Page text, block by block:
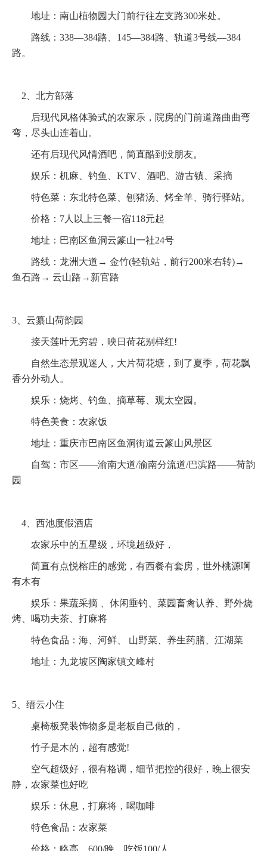
地址：南山植物园大门前行往左支路300米处。
路线：338—384路、145—384路、轨道3号线—384
路。
2、北方部落
后现代风格体验式的农家乐，院房的门前道路曲曲弯
弯，尽头山连着山。
还有后现代风情酒吧，简直酷到没朋友。
娱乐：机麻、钓鱼、KTV、酒吧、游古镇、采摘
特色菜：东北特色菜、刨猪汤、烤全羊、骑行驿站。
价格：7人以上三餐一宿118元起
地址：巴南区鱼洞云篆山一社24号
路线：龙洲大道→ 金竹(轻轨站，前行200米右转)→
鱼石路→ 云山路→新官路
3、云纂山荷韵园
接天莲叶无穷碧，映日荷花别样红!
自然生态景观迷人，大片荷花塘，到了夏季，荷花飘
香分外动人。
娱乐：烧烤、钓鱼、摘草莓、观太空园。
特色美食：农家饭
地址：重庆市巴南区鱼洞街道云篆山风景区
自驾：市区——渝南大道/渝南分流道/巴滨路——荷韵
园
4、西池度假酒店
农家乐中的五星级，环境超级好，
简直有点悦榕庄的感觉，有西餐有套房，世外桃源啊
有木有
娱乐：果蔬采摘 、休闲垂钓、菜园畜禽认养、野外烧
烤、喝功夫茶、打麻将
特色食品：海、河鲜、 山野菜、养生药膳、江湖菜
地址：九龙坡区陶家镇文峰村
5、缙云小住
桌椅板凳装饰物多是老板自己做的，
竹子是木的，超有感觉!
空气超级好，很有格调，细节把控的很好，晚上很安
静，农家菜也好吃
娱乐：休息，打麻将，喝咖啡
特色食品：农家菜
价格：略高，600/晚，吃饭100/人